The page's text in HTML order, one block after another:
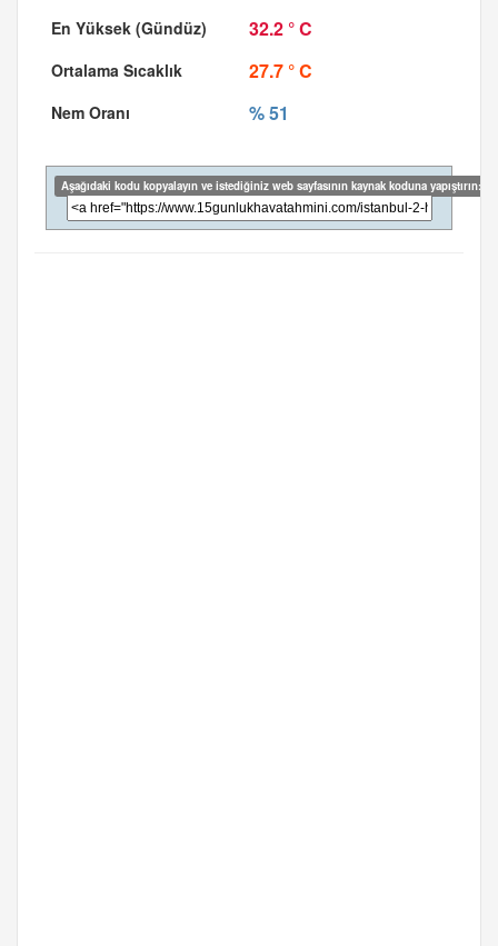
32.2 ° C
27.7 ° C
% 51
Aşağıdaki kodu kopyalayın ve istediğiniz web sayfasının kaynak koduna yapıştırın: